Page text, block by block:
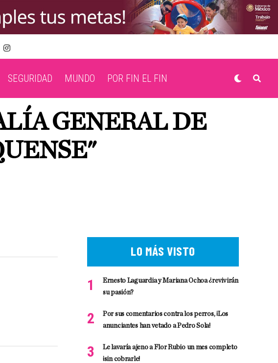
SEGURIDAD MUNDO POR FIN EL FIN
GENERAL DE
LO MÁS VISTO
Ernesto Laguardia y Mariana Ochoa ¿revivirán
su pasión?
Por sus comentarios contra los perros, ¡Los
anunciantes han vetado a Pedro Sola!
Le lavaría ajeno a Flor Rubio un mes completo
¡sin cobrarle!